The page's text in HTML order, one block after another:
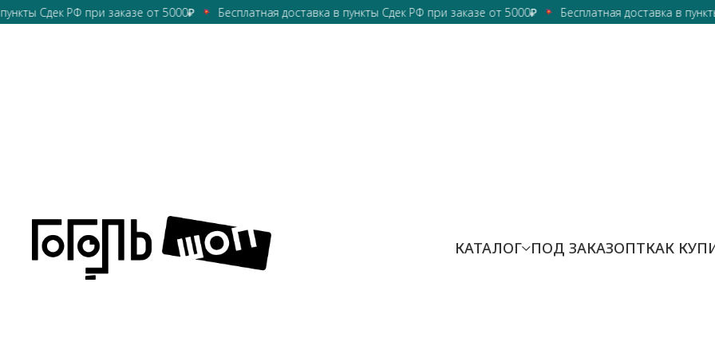
Сдек РФ при заказе от 5000₽ Бесплатная доставка в пункты Сдек РФ при заказе от 5000₽ Бесплатная доставка в пункты
КАТАЛОГ ПОД ЗАКАЗОПТКАК